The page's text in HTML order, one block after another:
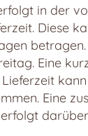
in der
Diese
Eine
Eine